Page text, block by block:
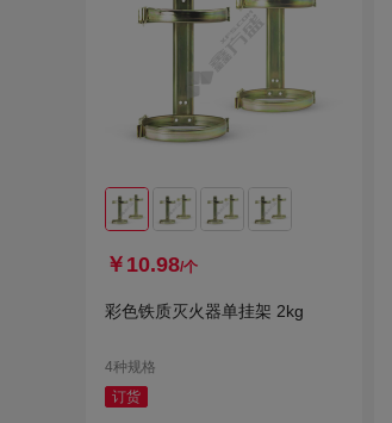
￥10.98/个
彩色铁质灭火器单挂架 2kg
4种规格
订货